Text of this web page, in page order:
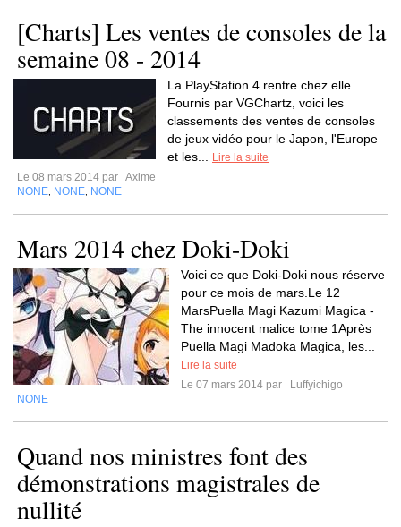
[Charts] Les ventes de consoles de la
semaine 08 - 2014
La PlayStation 4 rentre chez elle
Fournis par VGChartz, voici les
classements des ventes de consoles
de jeux vidéo pour le Japon, l'Europe
et les...
Lire la suite
Le 08 mars 2014 par Axime
NONE NONE NONE
Mars 2014 chez Doki-Doki
Voici ce que Doki-Doki nous réserve
pour ce mois de mars.Le 12
MarsPuella Magi Kazumi Magica -
The innocent malice tome 1Après
Puella Magi Madoka Magica, les...
Lire la suite
Le 07 mars 2014 par
Luffyichigo
NONE
Quand nos ministres font des
démonstrations magistrales de
nullité